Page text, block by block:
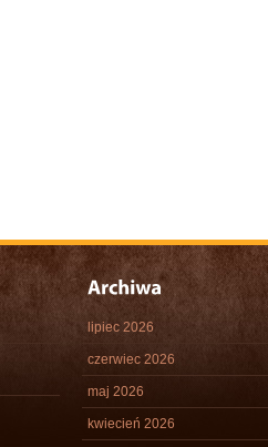
lipiec 2026
czerwiec 2026
maj 2026
kwiecień 2026